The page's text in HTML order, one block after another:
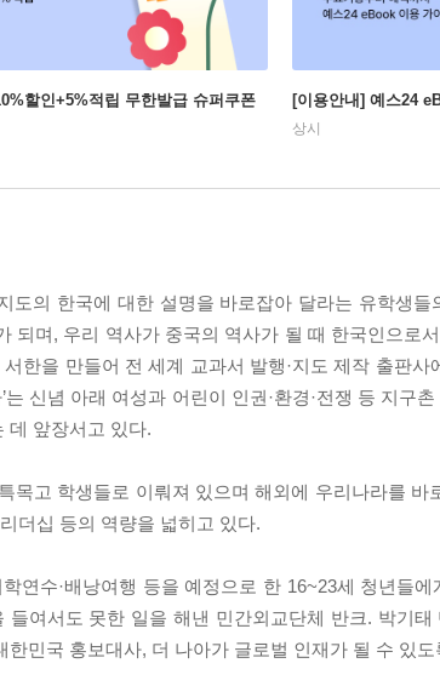
할인+5%적립 무한발급 슈퍼쿠폰 [이용안내] 예스24
상시
도의 한국에 대한 설명을 바로잡아 달라는 유학생
되며, 우리 역사가 중국의 역사가 될 때 한국인으로
한을 만들어 전 세계 교과서 발행·지도 제작 출판사
신념 아래 여성과 어린이 인권·환경·전쟁 등 지구
데 앞장서고 있다.
목고 학생들로 이뤄져 있으며 해외에 우리나라를 바
더십 등의 역량을 넓히고 있다.
연수·배낭여행 등을 예정으로 한 16~23세 청년들
여서도 못한 일을 해낸 민간외교단체 반크. 박기
민국 홍보대사, 더 나아가 글로벌 인재가 될 수 있